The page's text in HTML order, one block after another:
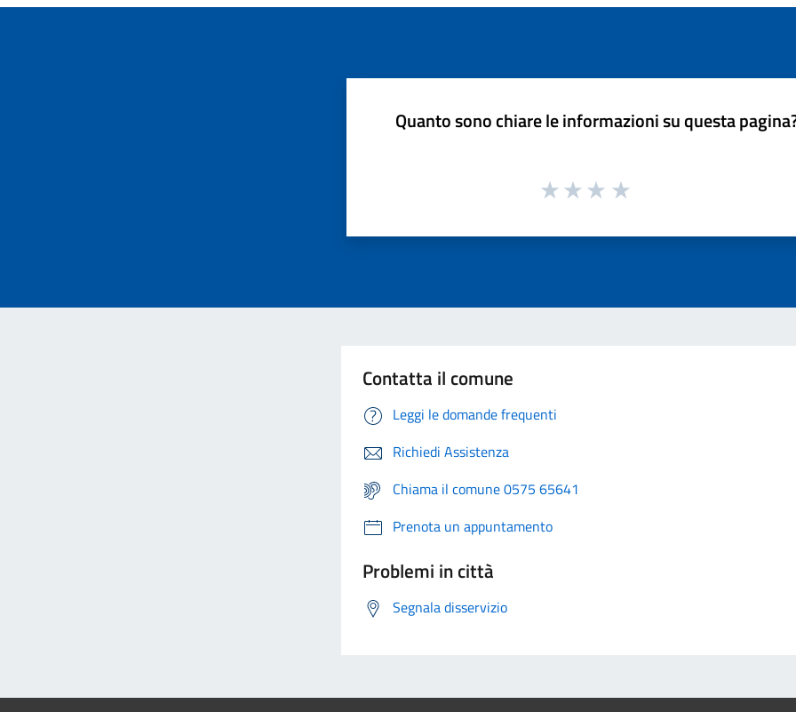
Quanto sono chiare le informazioni su questa
Contatta il comune
Leggi le domande frequenti
Richiedi Assistenza
Chiama il comune 0575 65641
Prenota un appuntamento
Problemi in città
Segnala disservizio